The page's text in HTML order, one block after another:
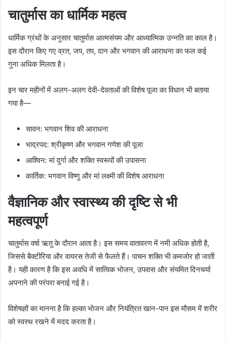
चातुर्मास का धार्मिक महत्व
धार्मिक ग्रंथों के अनुसार चातुर्मास आत्मसंयम और आध्यात्मिक उन्नति का काल है।
इस दौरान किए गए व्रत, जप, तप, दान और भगवान की आराधना का फल कई
गुना अधिक मिलता है।
इन चार महीनों में अलग-अलग देवी-देवताओं की विशेष पूजा का विधान भी बताया
गया है—
सावन: भगवान शिव की आराधना
भाद्रपद: श्रीकृष्ण और भगवान गणेश की पूजा
आश्विन: मां दुर्गा और शक्ति स्वरूपों की उपासना
कार्तिक: भगवान विष्णु और मां लक्ष्मी की विशेष आराधना
वैज्ञानिक और स्वास्थ्य की दृष्टि से भी
महत्वपूर्ण
चातुर्मास वर्षा ऋतु के दौरान आता है। इस समय वातावरण में नमी अधिक होती है,
जिससे बैक्टीरिया और वायरस तेजी से फैलते हैं। पाचन शक्ति भी कमजोर हो जाती
है। यही कारण है कि इस अवधि में सात्विक भोजन, उपवास और संयमित दिनचर्या
अपनाने की परंपरा बनाई गई है।
विशेषज्ञों का मानना है कि हल्का भोजन और नियंत्रित खान-पान इस मौसम में शरीर
को स्वस्थ रखने में मदद करता है।